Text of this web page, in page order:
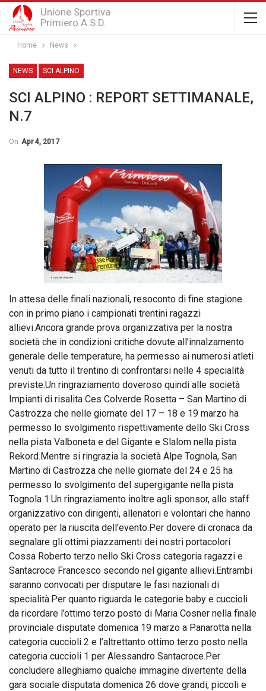
Unione Sportiva
Primiero A.S.D.
Home News
NEWS SCI ALPINO
SCI ALPINO : REPORT SETTIMANALE,
N.7
On Apr 4, 2017
In attesa delle finali nazionali, resoconto di fine stagione
con in primo piano i campionati trentini ragazzi
allievi.Ancora grande prova organizzativa per la nostra
società che in condizioni critiche dovute all’innalzamento
generale delle temperature, ha permesso ai numerosi atleti
venuti da tutto il trentino di confrontarsi nelle 4 specialità
previste.Un ringraziamento doveroso quindi alle società
Impianti di risalita Ces Colverde Rosetta – San Martino di
Castrozza che nelle giornate del 17 – 18 e 19 marzo ha
permesso lo svolgimento rispettivamente dello Ski Cross
nella pista Valboneta e del Gigante e Slalom nella pista
Rekord.Mentre si ringrazia la società Alpe Tognola, San
Martino di Castrozza che nelle giornate del 24 e 25 ha
permesso lo svolgimento del supergigante nella pista
Tognola 1.Un ringraziamento inoltre agli sponsor, allo staff
organizzativo con dirigenti, allenatori e volontari che hanno
operato per la riuscita dell’evento.Per dovere di cronaca da
segnalare gli ottimi piazzamenti dei nostri portacolori
Cossa Roberto terzo nello Ski Cross categoria ragazzi e
Santacroce Francesco secondo nel gigante allievi.Entrambi
saranno convocati per disputare le fasi nazionali di
specialità.Per quanto riguarda le categorie baby e cuccioli
da ricordare l’ottimo terzo posto di Maria Cosner nella finale
provinciale disputate domenica 19 marzo a Panarotta nella
categoria cuccioli 2 e l’altrettanto ottimo terzo posto nella
categoria cuccioli 1 per Alessandro Santacroce.Per
concludere alleghiamo qualche immagine divertente della
gara sociale disputata domenica 26 dove grandi, piccoli e